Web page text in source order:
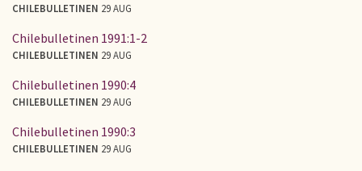
CHILEBULLETINEN 29 AUG
Chilebulletinen 1991:1-2
CHILEBULLETINEN 29 AUG
Chilebulletinen 1990:4
CHILEBULLETINEN 29 AUG
Chilebulletinen 1990:3
CHILEBULLETINEN 29 AUG